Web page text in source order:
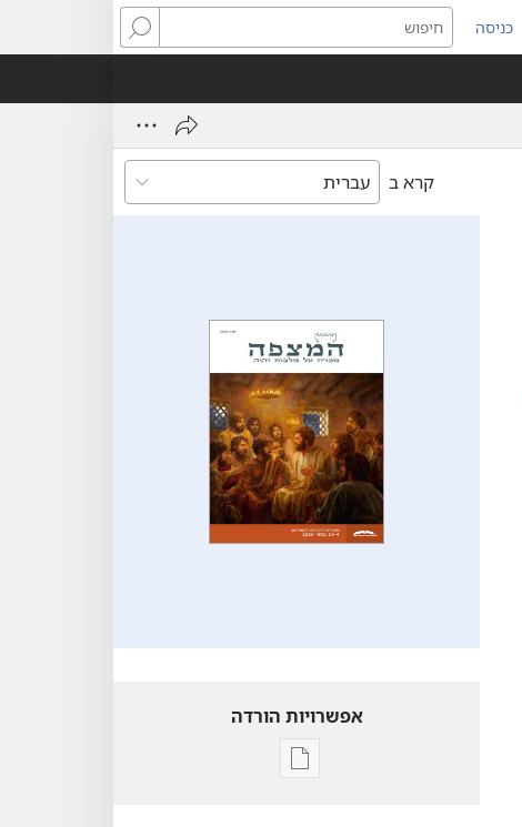
כניסה
(פותח
חלון
חיפוש
קרא ב
אפשרויות הורדה
אפשרויות